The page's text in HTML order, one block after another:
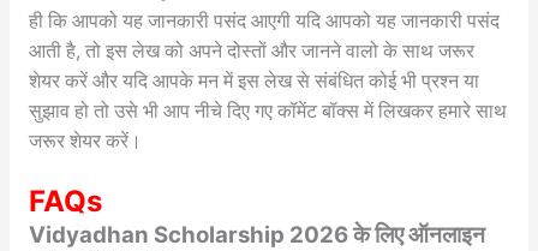
ही कि आपको यह जानकारी पसंद आएगी यदि आपको यह जानकारी पसंद
आती है, तो इस लेख को अपने दोस्तों और जानने वालो के साथ जरूर
शेयर करें और यदि आपके मन में इस लेख से संबंधित कोई भी प्रश्न या
सुझाव हो तो उसे भी आप नीचे दिए गए कॉमेंट बॉक्स में लिखकर हमारे साथ
जरूर शेयर करें।
FAQs
Vidyadhan Scholarship 2026 के लिए ऑनलाइन